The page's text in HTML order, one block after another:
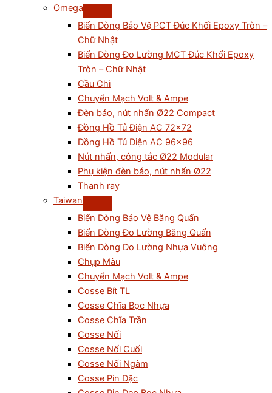
Omega
Biến Dòng Bảo Vệ PCT Đúc Khối Epoxy Tròn –
Chữ Nhật
Biến Dòng Đo Lường MCT Đúc Khối Epoxy
Tròn – Chữ Nhật
Cầu Chì
Chuyển Mạch Volt & Ampe
Đèn báo, nút nhấn Ø22 Compact
Đồng Hồ Tủ Điện AC 72×72
Đồng Hồ Tủ Điện AC 96×96
Nút nhấn, công tắc Ø22 Modular
Phụ kiện đèn báo, nút nhấn Ø22
Thanh ray
Taiwan
Biến Dòng Bảo Vệ Băng Quấn
Biến Dòng Đo Lường Băng Quấn
Biến Dòng Đo Lường Nhựa Vuông
Chụp Màu
Chuyển Mạch Volt & Ampe
Cosse Bít TL
Cosse Chĩa Bọc Nhựa
Cosse Chĩa Trần
Cosse Nối
Cosse Nối Cuối
Cosse Nối Ngàm
Cosse Pin Đặc